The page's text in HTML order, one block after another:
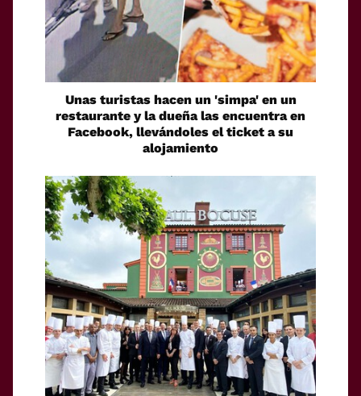
Unas turistas hacen un 'simpa' en un
restaurante y la dueña las encuentra en
Facebook, llevándoles el ticket a su
alojamiento